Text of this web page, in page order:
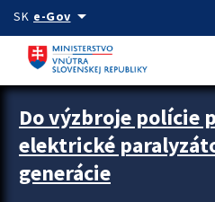
Preskocit na hlavný obsah
SK e-Govarrow_drop_down
Zastavit automatický posun upútavok
Do výzbroje polície
elektrické
generácie